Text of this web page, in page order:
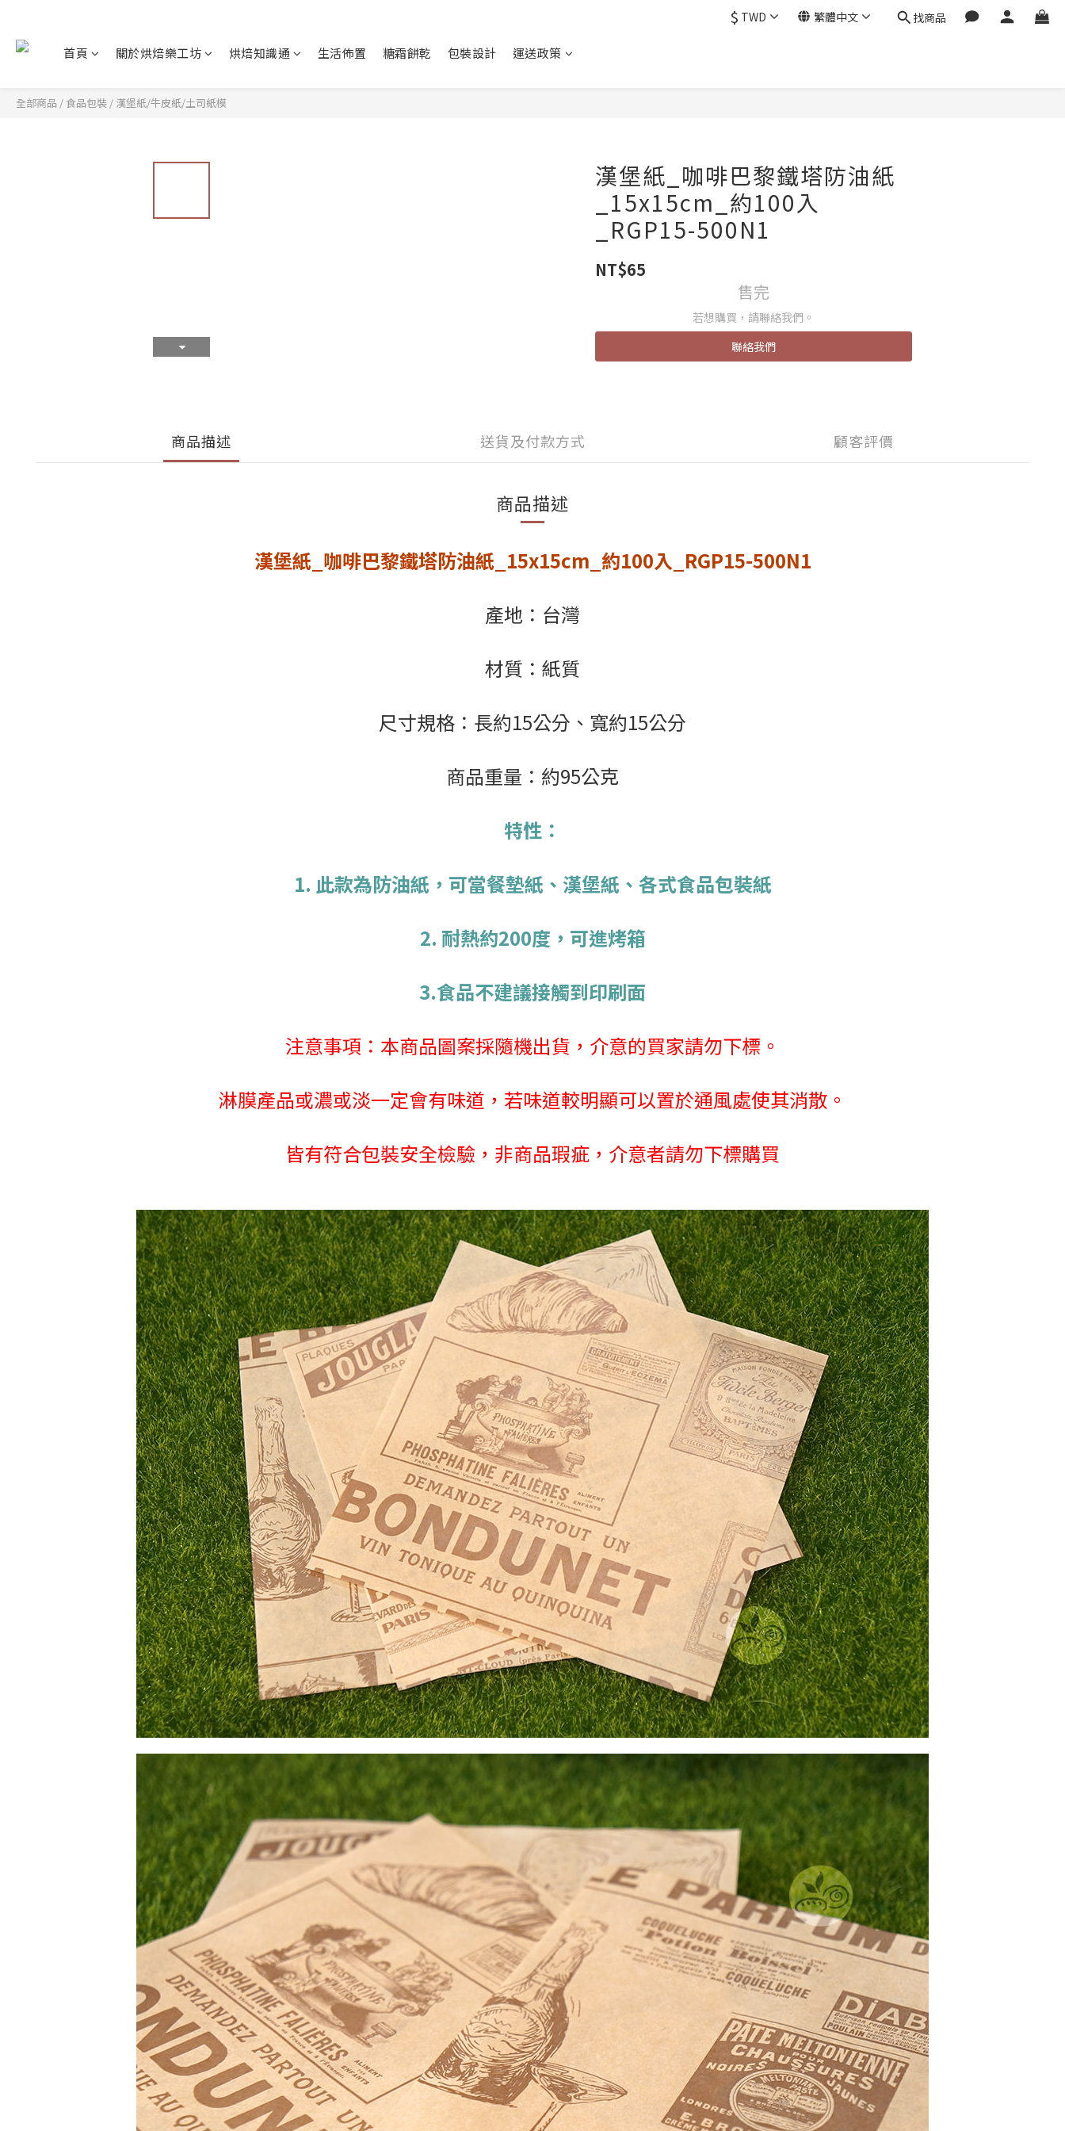
$ TWD 繁體中文 找商品
首頁 關於烘焙樂工坊 烘焙知識通 生活佈置 糖霜餅乾 包裝設計 運送政策
全部商品 / 食品包裝 / 漢堡紙/牛皮紙/土司紙模
漢堡紙_咖啡巴黎鐵塔防油紙
_15x15cm_約100入
_RGP15-500N1
NT$65
售完
若想購買，請聯絡我們。
聯絡我們
商品描述 送貨及付款方式 顧客評價
商品描述
漢堡紙_咖啡巴黎鐵塔防油紙_15x15cm_約100入_RGP15-500N1
產地：台灣
材質：紙質
尺寸規格：長約15公分、寬約15公分
商品重量：約95公克
特性：
1. 此款為防油紙，可當餐墊紙、漢堡紙、各式食品包裝紙
2. 耐熱約200度，可進烤箱
3.食品不建議接觸到印刷面
注意事項：本商品圖案採隨機出貨，介意的買家請勿下標。
淋膜產品或濃或淡一定會有味道，若味道較明顯可以置於通風處使其消散。
皆有符合包裝安全檢驗，非商品瑕疵，介意者請勿下標購買